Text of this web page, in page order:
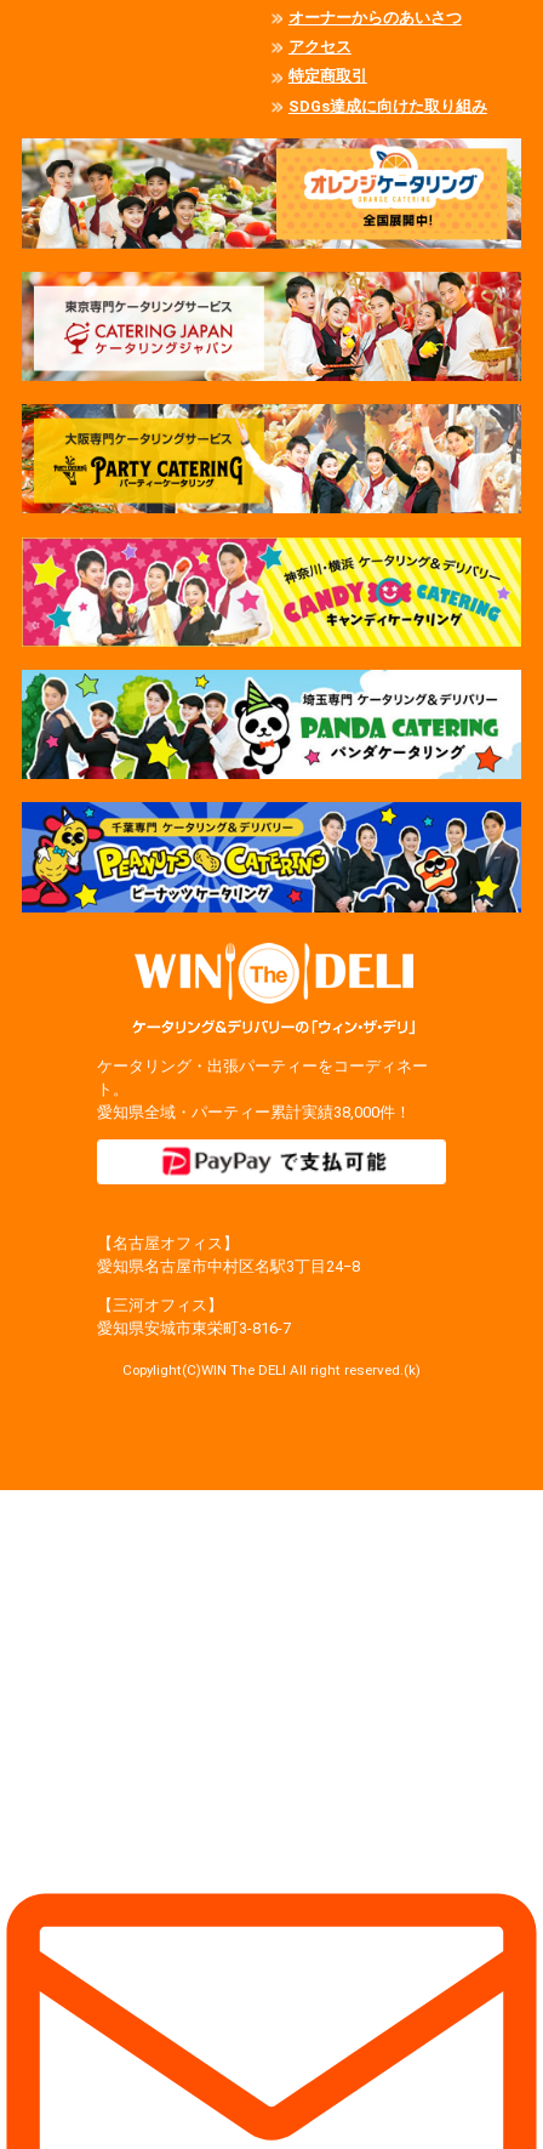
オーナーからのあいさつ
アクセス
特定商取引
SDGs達成に向けた取り組み
ケータリング・出張パーティーをコーディネー
ト。
愛知県全域・パーティー累計実績38,000件！
【名古屋オフィス】
愛知県名古屋市中村区名駅3丁目24−8
【三河オフィス】
愛知県安城市東栄町3‐816‐7
Copylight(C)WIN The DELI All right reserved.(k)